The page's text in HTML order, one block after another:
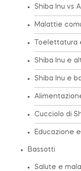
Shiba Inu vs
Malattie
Toelettatura
Shiba Inu e
Shiba Inu e
Cucciolo di
Educazione
Bassotti
Salute e